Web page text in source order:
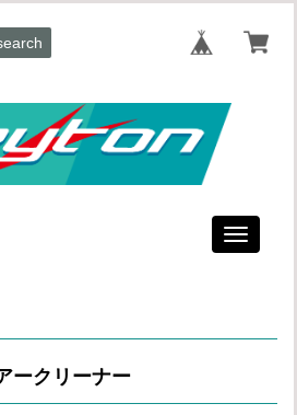
Toggle
ークリーナー